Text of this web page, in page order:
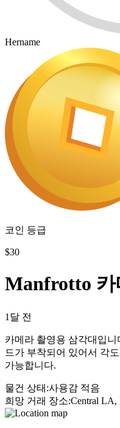
Hername
코인 등급
$30
Manfrotto 카
1달 전
카메라 촬영용 삼각대입니
드가 부착되어 있어서 각
가능합니다.
물건 상태 :사용감 적음
희망 거래 장소:Central LA,